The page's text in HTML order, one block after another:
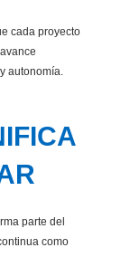
cada proyecto
autonomía.
parte del
como